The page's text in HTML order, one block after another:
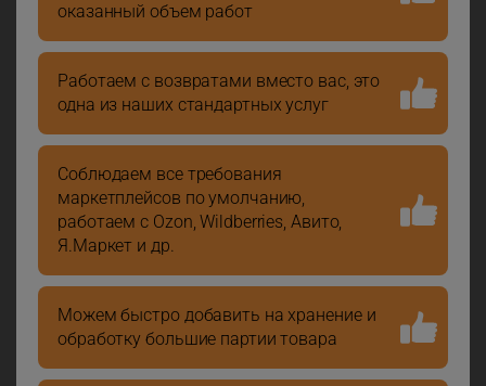
оказанный объем работ
Работаем с возвратами вместо вас, это
одна из наших стандартных услуг
Соблюдаем все требования
маркетплейсов по умолчанию,
работаем с Ozon, Wildberries, Авито,
Я.Маркет и др.
Можем быстро добавить на хранение и
обработку большие партии товара